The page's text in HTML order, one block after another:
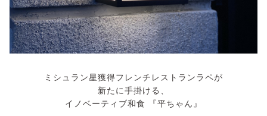
ミシュラン星獲得フレンチレストランラペが
新たに手掛ける、
イノベーティブ和食 『平ちゃん』